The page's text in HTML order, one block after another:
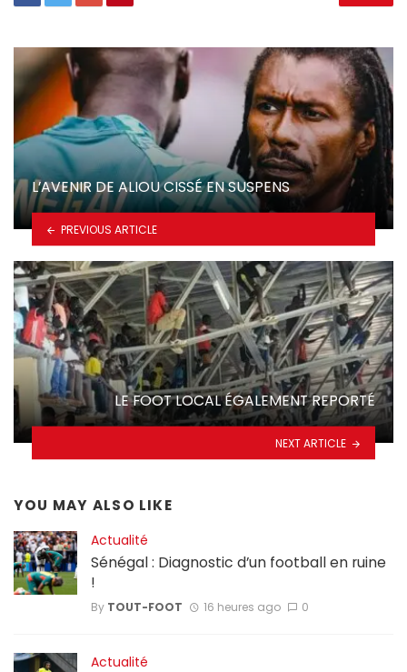
L’AVENIR DE ALIOU CISSÉ EN SUSPENS
PREVIOUS ARTICLE
LE FOOT LOCAL ÉGALEMENT REPORTÉ
NEXT ARTICLE
YOU MAY ALSO LIKE
Actualité
Sénégal : Diagnostic d’un football en ruine
!
By TOUT-FOOT 16 heures ago 0
Actualité